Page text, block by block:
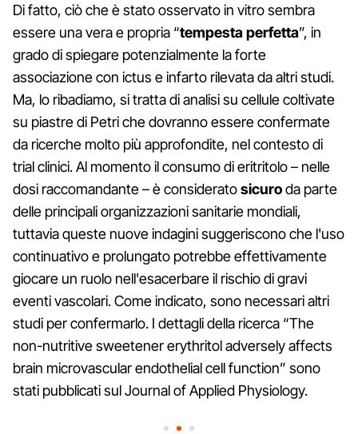
Di fatto, ciò che è stato osservato in vitro sembra
essere una vera e propria “tempesta perfetta”, in
grado di spiegare potenzialmente la forte
associazione con ictus e infarto rilevata da altri studi.
Ma, lo ribadiamo, si tratta di analisi su cellule coltivate
su piastre di Petri che dovranno essere confermate
da ricerche molto più approfondite, nel contesto di
trial clinici. Al momento il consumo di eritritolo – nelle
dosi raccomandante – è consideratosicuroda parte
delle principali organizzazioni sanitarie mondiali,
tuttavia queste nuove indagini suggeriscono che l'uso
continuativo e prolungato potrebbe effettivamente
giocare un ruolo nell'esacerbare il rischio di gravi
eventi vascolari. Come indicato, sono necessari altri
studi per confermarlo. I dettagli della ricerca “The
non-nutritive sweetener erythritol adversely affects
brain microvascular endothelial cell function” sono
stati pubblicati sul Journal of Applied Physiology.